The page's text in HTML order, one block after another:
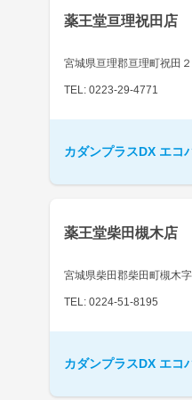
薬王堂亘理祝田店
宮城県亘理郡亘理町祝田２
TEL: 0223-29-4771
カダンプラスDX エコ
薬王堂柴田槻木店
宮城県柴田郡柴田町槻木
TEL: 0224-51-8195
カダンプラスDX エコ